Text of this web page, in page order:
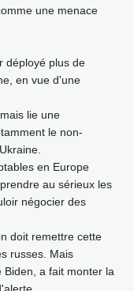
une menace
déployé plus de
en vue d'une
lie une
le non-
en Europe
au sérieux les
négocier des
doit remettre cette
russes. Mais
a fait monter la